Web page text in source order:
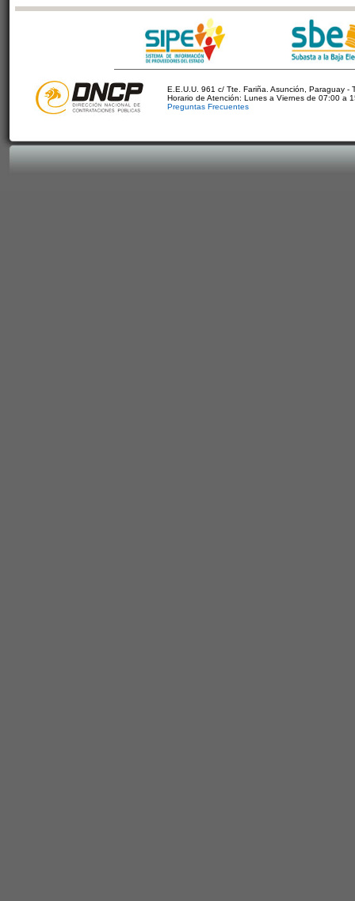
E.E.U.U. 961 c/ Tte. Fariña. Asunción, Paraguay -
Horario de Atención: Lunes a Viernes de 07:00 a
Preguntas Frecuentes